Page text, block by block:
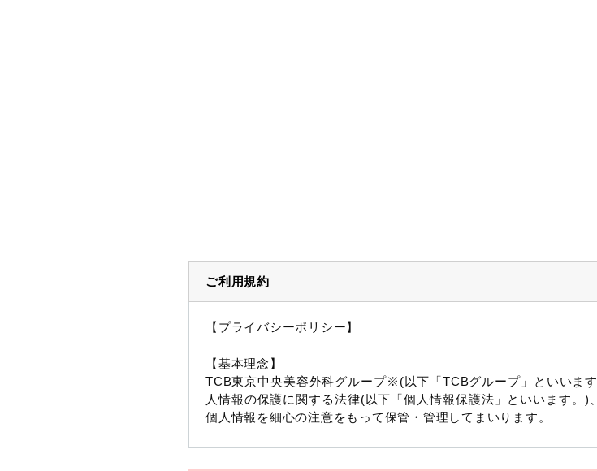
ご利用規約
【プライバシーポリシー】
【基本理念】
TCB東京中央美容外科グループ※(以下「TCBグループ」といいま
人情報の保護に関する法律(以下「個人情報保護法」といいます。
個人情報を細心の注意をもって保管・管理してまいります。
※TCBグループとは以下を総称していいます。